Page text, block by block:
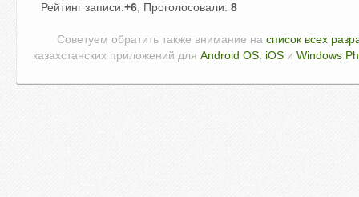
Рейтинг записи:+6 , Проголосовали: 8
Советуем обратить также внимание на список всех
казахстанских приложений для Android OS iOS и Windows